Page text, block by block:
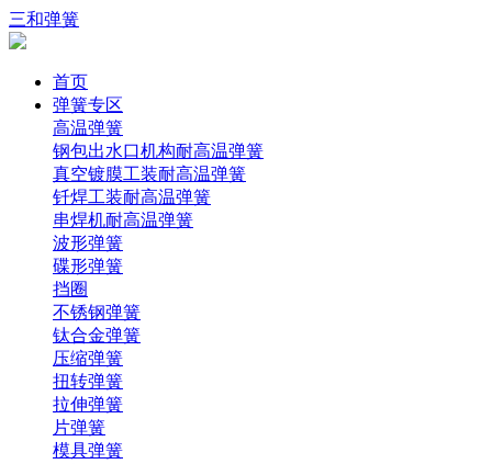
三和弹簧
首页
弹簧专区
高温弹簧
钢包出水口机构耐高温弹簧
真空镀膜工装耐高温弹簧
钎焊工装耐高温弹簧
串焊机耐高温弹簧
波形弹簧
碟形弹簧
挡圈
不锈钢弹簧
钛合金弹簧
压缩弹簧
扭转弹簧
拉伸弹簧
片弹簧
模具弹簧